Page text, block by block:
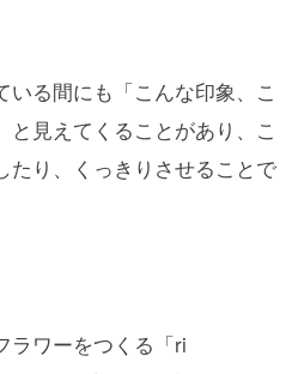
いる間にも「こんな印象、こ
と見えてくることがあり、こ
たり、くっきりさせることで
ラワーをつくる「ri